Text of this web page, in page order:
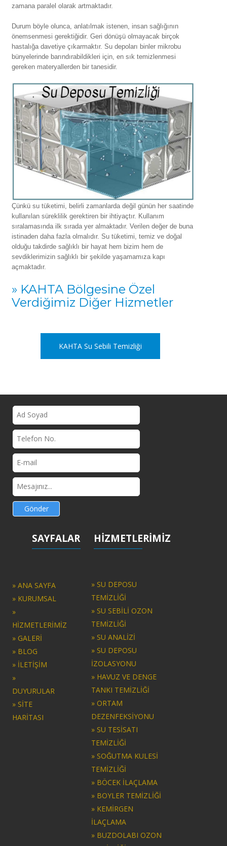
zamana paralel olarak artmaktadır.
Durum böyle olunca, anlatılmak istenen, insan sağlığının
önemsenmesi gerektiğidir. Geri dönüşü olmayacak birçok
hastalığa davetiye çıkarmaktır. Su depoları binler mikrobu
bünyelerinde barındırabildikleri için, en sık temizlenmesi
gereken materyallerden bir tanesidir.
Çünkü su tüketimi, belirli zamanlarda değil günün her saatinde
kullanılan süreklilik gerektiren bir ihtiyaçtır. Kullanım
sıralamasında ilk sırada yer almaktadır. Verilen değer de buna
istinaden daha fazla olmalıdır. Su tüketimi, temiz ve doğal
olduğu takdirde sağlıklı bir hayat hem bizim hem de
sevdiklerimizin sağlıklı bir şekilde yaşamamıza kapı
açmaktadır.
» KAHTA Bölgesine Özel
Verdiğimiz Diğer Hizmetler
KAHTA Su Sebili Temizliği
Gönder
SAYFALAR HİZMETLERİMİZ
» ANA SAYFA
» KURUMSAL
»
HİZMETLERİMİZ
» GALERİ
» BLOG
» İLETİŞİM
»
DUYURULAR
» SİTE
HARİTASI
» SU DEPOSU
TEMİZLİĞİ
» SU SEBİLİ OZON
TEMİZLİĞİ
» SU ANALİZİ
» SU DEPOSU
İZOLASYONU
» HAVUZ VE DENGE
TANKI TEMİZLİĞİ
» ORTAM
DEZENFEKSİYONU
» SU TESİSATI
TEMİZLİĞİ
» SOĞUTMA KULESİ
TEMİZLİĞİ
» BÖCEK İLAÇLAMA
» BOYLER TEMİZLİĞİ
» KEMİRGEN
İLAÇLAMA
» BUZDOLABI OZON